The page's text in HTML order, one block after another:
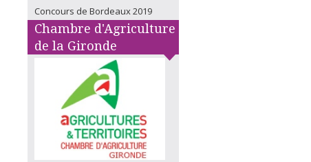
Concours de Bordeaux 2019
Chambre d'Agriculture
de la Gironde